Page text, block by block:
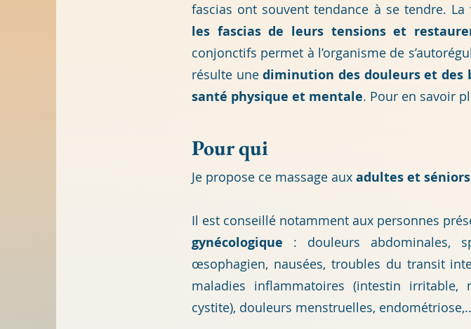
fascias ont souvent tendance à se tendre. La
les fascias de leurs tensions et
conjonctifs permet à l’organisme de
résulte unediminution des douleurs et des
santé physique et mentale. Pour en savoir
Pour qui
Je propose ce massage aux adultes et séniors
Il est conseillé notamment aux personnes
gynécologique : douleurs abdominales,
œsophagien, nausées, troubles du transit
maladies inflammatoires (intestin irritable,
cystite), douleurs menstruelles,